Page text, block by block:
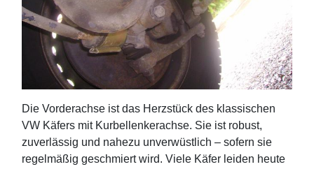
Die Vorderachse ist das Herzstück des klassischen
VW Käfers mit Kurbellenkerachse. Sie ist robust,
zuverlässig und nahezu unverwüstlich – sofern sie
regelmäßig geschmiert wird. Viele Käfer leiden heute